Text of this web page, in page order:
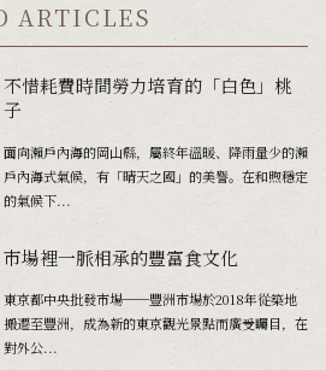
ARTICLES
不惜耗費時間勞力培育的「白色」桃
子
面向瀨戶內海的岡山縣，屬終年溫暖、降雨量少的瀨
戶內海式氣候，有「晴天之國」的美譽。在和煦穩定
的氣候下...
市場裡一脈相承的豐富食文化
東京都中央批發市場──豐洲市場於2018年從築地
搬遷至豐洲，成為新的東京觀光景點而廣受矚目，在
對外公...